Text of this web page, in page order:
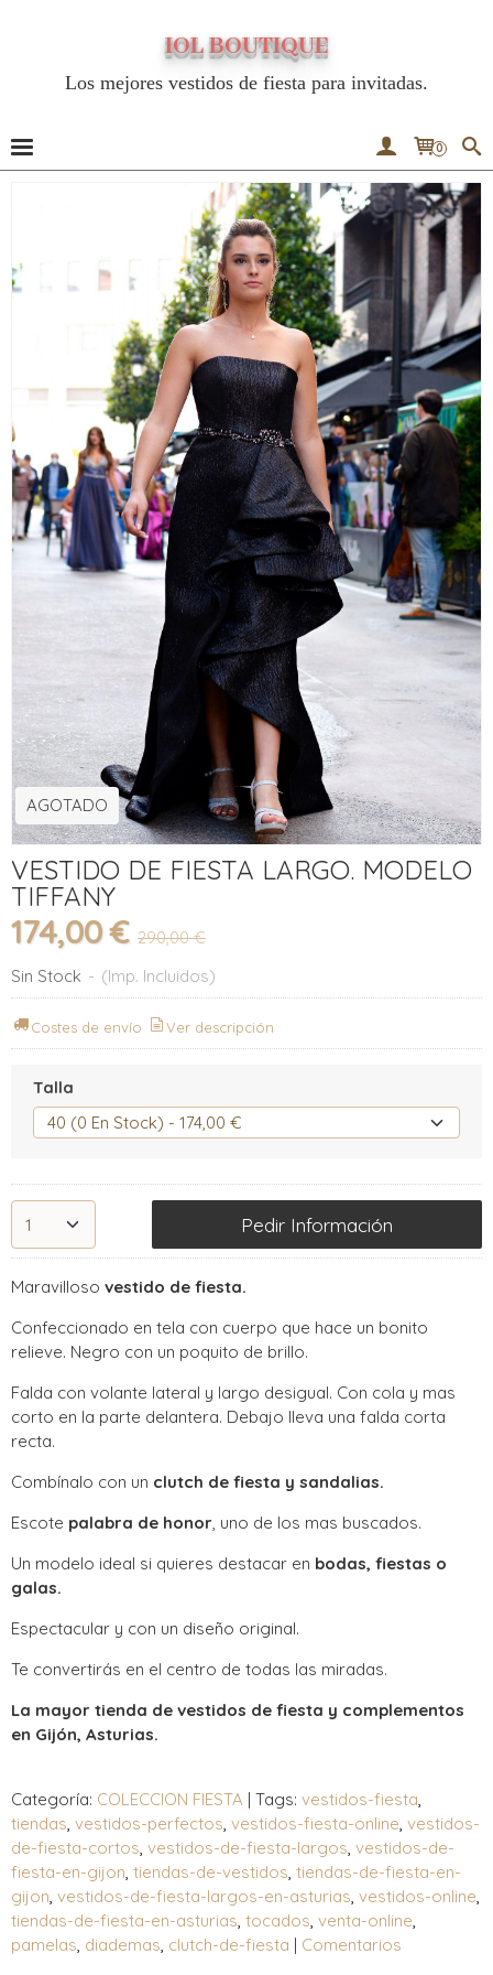
IOL BOUTIQUE
Los mejores vestidos de fiesta para invitadas.
0
AGOTADO
VESTIDO DE FIESTA LARGO. MODELO
TIFFANY
174,00 € 290,00 €
Sin Stock - (Imp. Incluidos)
Costes de envío Ver descripción
Talla
Pedir Información
Maravilloso vestido de fiesta.
Confeccionado en tela con cuerpo que hace un bonito
relieve. Negro con un poquito de brillo.
Falda con volante lateral y largo desigual. Con cola y mas
corto en la parte delantera. Debajo lleva una falda corta
recta.
Combínalo con un clutch de fiesta y sandalias.
Escote palabra de honor , uno de los mas buscados.
Un modelo ideal si quieres destacar en bodas, fiestas o
galas.
Espectacular y con un diseño original.
Te convertirás en el centro de todas las miradas.
La mayor tienda de vestidos de fiesta y complementos
en Gijón, Asturias.
Categoría: COLECCION FIESTA | Tags: vestidos-fiesta
tiendas vestidos-perfectos vestidos-fiesta-online vestidos-
de-fiesta-cortos vestidos-de-fiesta-largos vestidos-de-
fiesta-en-gijon tiendas-de-vestidos tiendas-de-fiesta-en-
gijon vestidos-de-fiesta-largos-en-asturias vestidos-online
tiendas-de-fiesta-en-asturias tocados venta-online
pamelas diademas clutch-de-fiesta | Comentarios